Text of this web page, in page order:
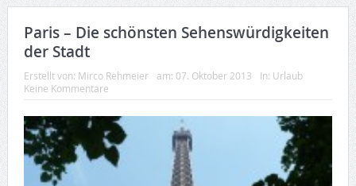
Paris – Die schönsten Sehenswürdigkeiten
der Stadt
Erstellt von: Mirco Rehmeier am: 07. Oktober 2013 In: Urlaub
Keine Kommentare